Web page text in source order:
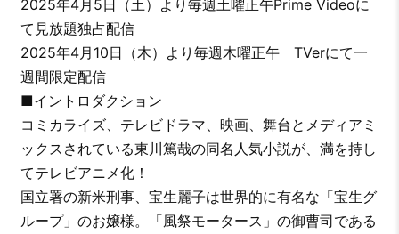
2025年4月5日（土）より毎週土曜正午Prime Videoに
て見放題独占配信
2025年4月10日（木）より毎週木曜正午 TVerにて一
週間限定配信
■イントロダクション
コミカライズ、テレビドラマ、映画、舞台とメディアミ
ックスされている東川篤哉の同名人気小説が、満を持し
てテレビアニメ化！
国立署の新米刑事、宝生麗子は世界的に有名な「宝生グ
ループ」のお嬢様。「風祭モータース」の御曹司である